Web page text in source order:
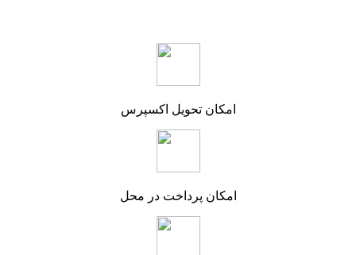
امکان تحویل اکسپرس
امکان پرداخت در محل